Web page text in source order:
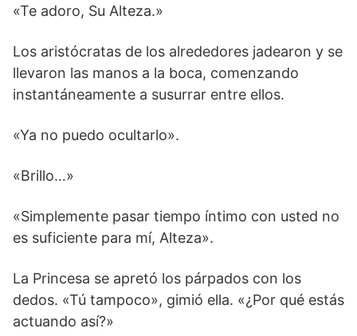
«Te adoro, Su Alteza.»
Los aristócratas de los alrededores jadearon y se
llevaron las manos a la boca, comenzando
instantáneamente a susurrar entre ellos.
«Ya no puedo ocultarlo».
«Brillo…»
«Simplemente pasar tiempo íntimo con usted no
es suficiente para mí, Alteza».
La Princesa se apretó los párpados con los
dedos. «Tú tampoco», gimió ella. «¿Por qué estás
actuando así?»